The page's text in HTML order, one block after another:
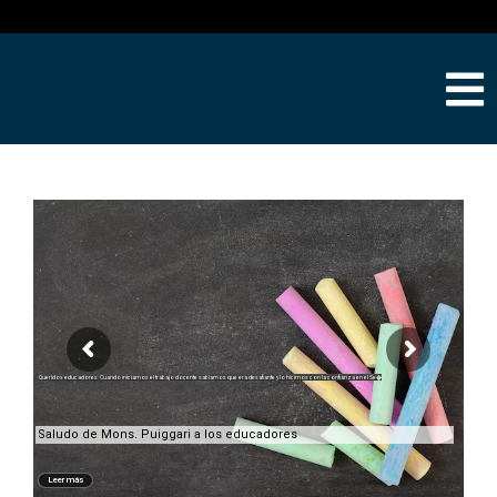
Saludo de Mons. Puiggari a los educadores
Leer más
Queridos educadores: Cuando iniciamos el trabajo docente sabíamos que era desafiante y lo hicimos con la confianza en el Se�